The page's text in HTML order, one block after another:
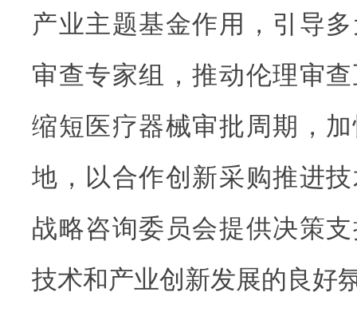
产业主题基金作用，引导
审查专家组，推动伦理审
缩短医疗器械审批周期，
地，以合作创新采购推进
战略咨询委员会提供决策
技术和产业创新发展的良好